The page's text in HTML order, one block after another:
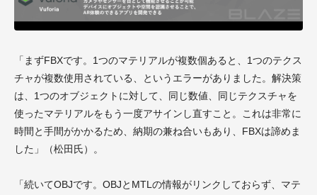
「まずFBXです。1つのマテリアルが複数個あると、1つのテクス
チャが複数使用されている、というエラーがありました。解決策
は、1つのオブジェクトに対して、同じ数値、同じテクスチャを
使ったマテリアルをもう一度アサインし直すこと。これは非常に
時間と手間がかかるため、納期の兼ね合いもあり、FBXは諦めま
した」（松田氏）。
「続いてOBJです。OBJとMTLの情報がリンクしておらず、マテ